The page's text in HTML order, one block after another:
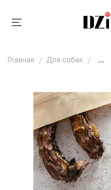
Главная Для собак ...